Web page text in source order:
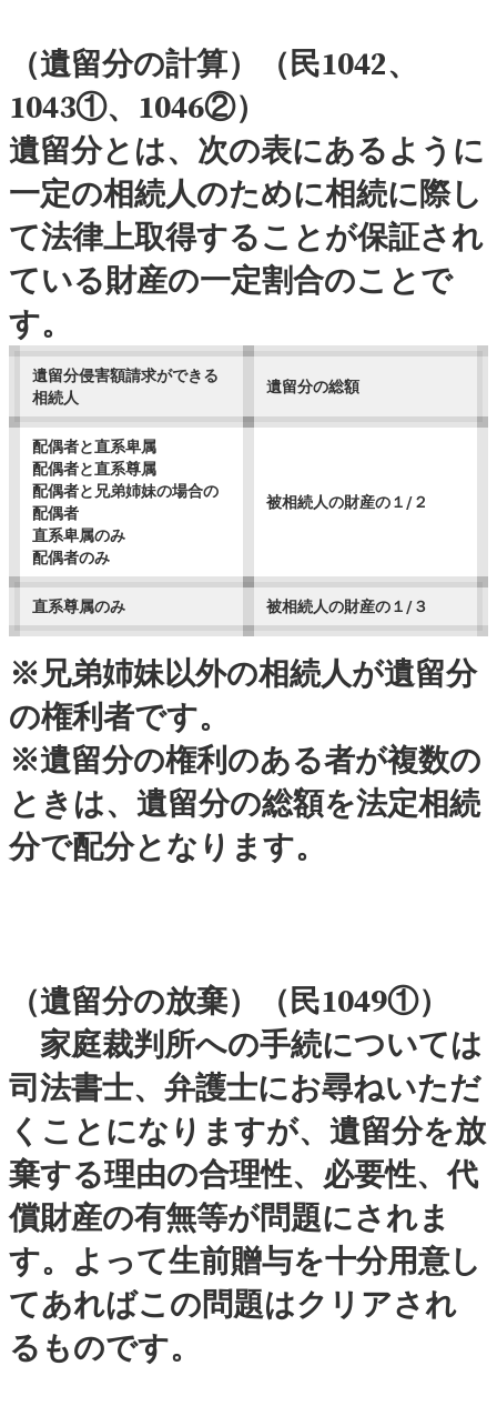
（遺留分の計算）（民1042、
1043①、1046②）
遺留分とは、次の表にあるように
一定の相続人のために相続に際し
て法律上取得することが保証され
ている財産の一定割合のことで
す。
遺留分侵害額請求ができる
相続人
遺留分の総額
配偶者と直系卑属
配偶者と直系尊属
配偶者と兄弟姉妹の場合の
配偶者
直系卑属のみ
配偶者のみ
被相続人の財産の１/２
直系尊属のみ 被相続人の財産の１/３
※兄弟姉妹以外の相続人が遺留分
の権利者です。
※遺留分の権利のある者が複数の
ときは、遺留分の総額を法定相続
分で配分となります。
（遺留分の放棄）（民1049①）
家庭裁判所への手続については
司法書士、弁護士にお尋ねいただ
くことになりますが、遺留分を放
棄する理由の合理性、必要性、代
償財産の有無等が問題にされま
す。よって生前贈与を十分用意し
てあればこの問題はクリアされ
るものです。